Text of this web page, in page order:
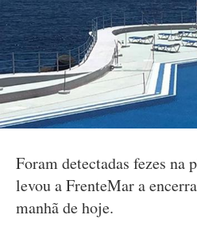
Foram detectadas fezes na
levou a FrenteMar a
manhã de hoje.